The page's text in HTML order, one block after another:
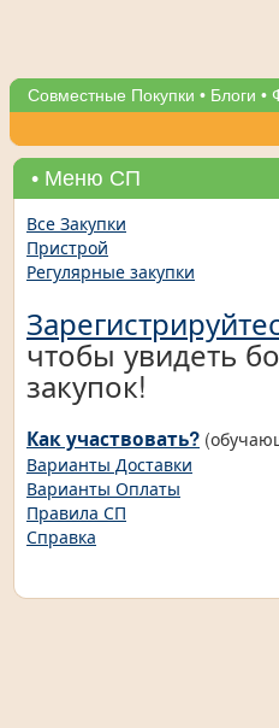
Совместные Покупки • Блоги •
• Меню СП
Все Закупки
Пристрой
Регулярные закупки
чтобы увидеть
закупок!
Как участвовать?
Варианты Доставки
Варианты Оплаты
Правила СП
Справка